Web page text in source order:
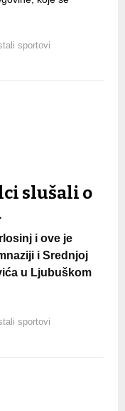
sportovi
slušali o
i ove je
i Srednjoj
u Ljubuškom
sportovi